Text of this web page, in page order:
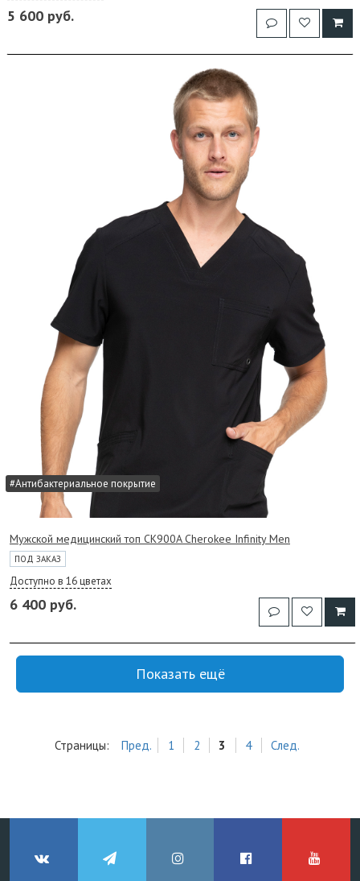
5 600 руб.
#Антибактериальное покрытие
Мужской медицинский топ CK900A Cherokee Infinity Men
ПОД ЗАКАЗ
Доступно в 16 цветах
6 400 руб.
Показать ещё
Страницы: Пред. 1 2 3 4 След.